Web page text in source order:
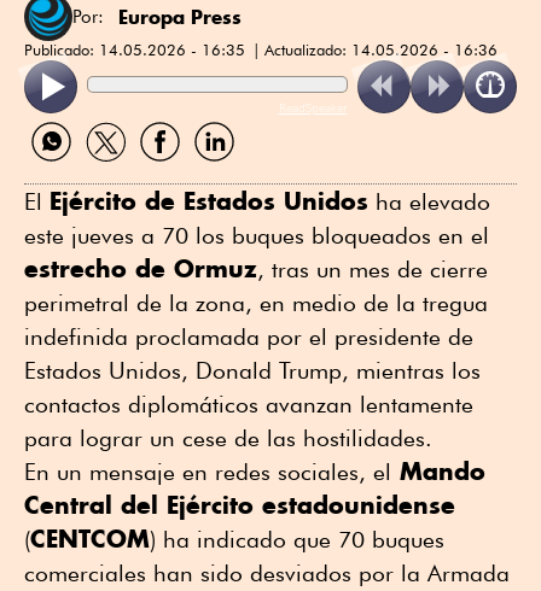
Por: Europa Press
Publicado: 14.05.2026 - 16:35 Actualizado: 14.05.2026 - 16:36
ReadSpeaker
Compartir
por
Compartir
por
Compartir
por
Compartir
por
El Ejército de Estados Unidos ha elevado
este jueves a 70 los buques bloqueados en el
estrecho de Ormuz, tras un mes de cierre
perimetral de la zona, en medio de la tregua
indefinida proclamada por el presidente de
Estados Unidos, Donald Trump, mientras los
contactos diplomáticos avanzan lentamente
para lograr un cese de las hostilidades.
En un mensaje en redes sociales, el Mando
Central del Ejército estadounidense
(CENTCOM) ha indicado que 70 buques
comerciales han sido desviados por la Armada